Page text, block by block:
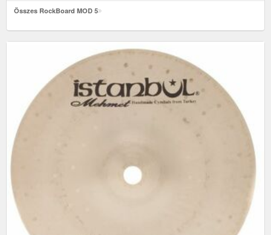
Összes RockBoard MOD 5